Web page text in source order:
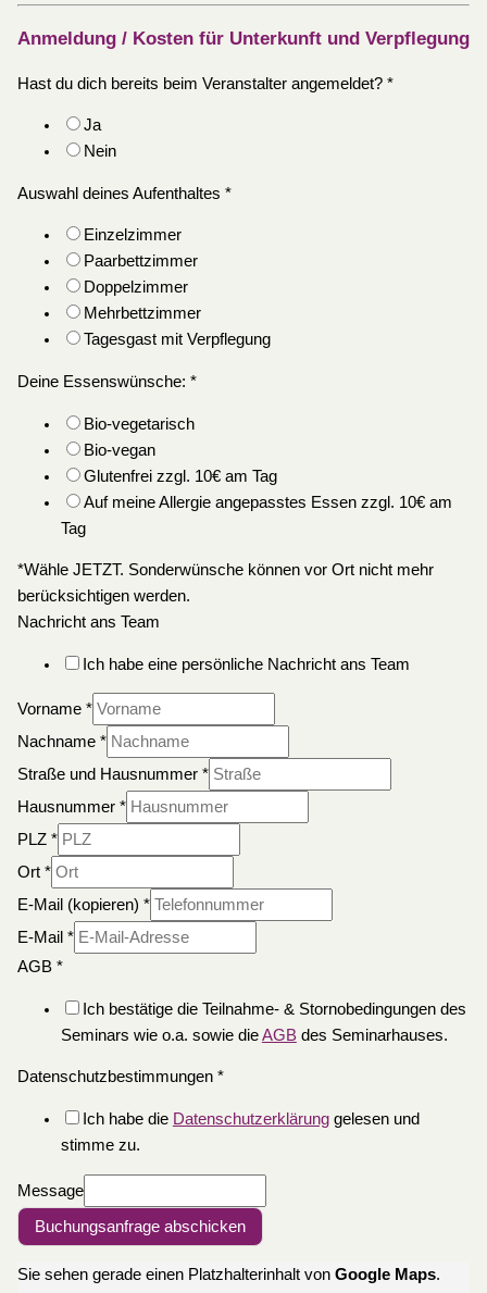
Anmeldung / Kosten für Unterkunft und Verpflegung
Hast du dich bereits beim Veranstalter angemeldet? *
Ja
Nein
Auswahl deines Aufenthaltes *
Einzelzimmer
Paarbettzimmer
Doppelzimmer
Mehrbettzimmer
Tagesgast mit Verpflegung
Deine Essenswünsche: *
Bio-vegetarisch
Bio-vegan
Glutenfrei zzgl. 10€ am Tag
Auf meine Allergie angepasstes Essen zzgl. 10€ am
Tag
*Wähle JETZT. Sonderwünsche können vor Ort nicht mehr
berücksichtigen werden.
Nachricht ans Team
Ich habe eine persönliche Nachricht ans Team
Vorname *
Nachname *
Straße und Hausnummer *
Hausnummer *
PLZ *
Ort *
E-Mail (kopieren) *
E-Mail *
AGB *
Ich bestätige die Teilnahme- & Stornobedingungen des
Seminars wie o.a. sowie dieAGBdes Seminarhauses.
Datenschutzbestimmungen *
Ich habe die Datenschutzerklärunggelesen und
stimme zu.
Message
Buchungsanfrage abschicken
Sie sehen gerade einen Platzhalterinhalt von Google Maps.